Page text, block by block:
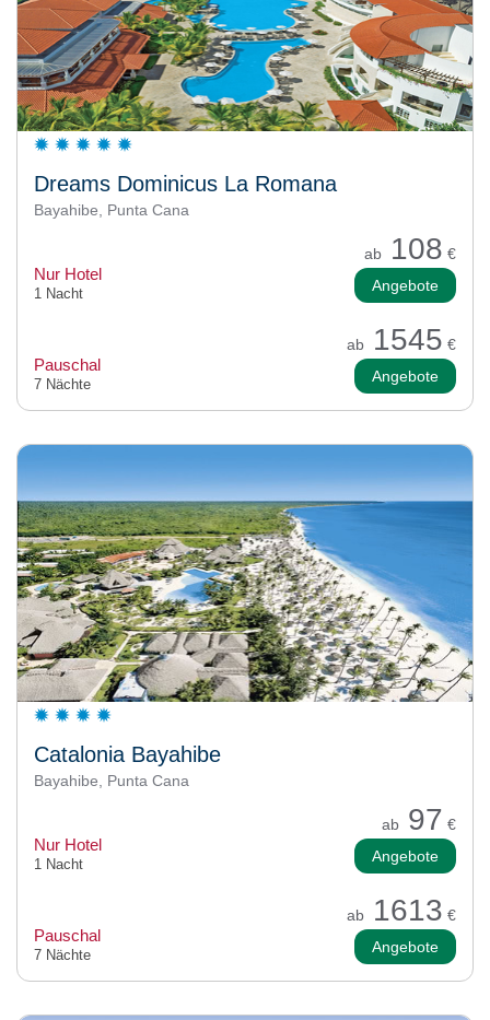
Dreams Dominicus La Romana
Bayahibe, Punta Cana
ab 108 €
Nur Hotel
1 Nacht Angebote
ab 1545 €
Pauschal
7 Nächte Angebote
Catalonia Bayahibe
Bayahibe, Punta Cana
ab 97 €
Nur Hotel
1 Nacht Angebote
ab 1613 €
Pauschal
7 Nächte Angebote